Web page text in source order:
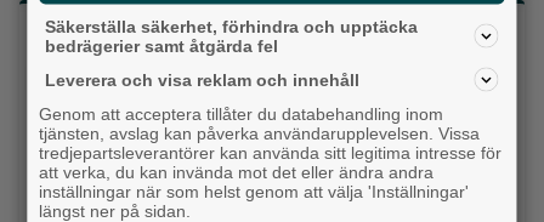
Senaste artiklarna
Alingsås
Säkerställa säkerhet, förhindra och upptäcka
bedrägerier samt åtgärda fel
Leverera och visa reklam och innehåll
Genom att acceptera tillåter du databehandling inom
tjänsten, avslag kan påverka användarupplevelsen. Vissa
tredjepartsleverantörer kan använda sitt legitima intresse för
att verka, du kan invända mot det eller ändra andra
inställningar när som helst genom att välja 'Inställningar'
längst ner på sidan.